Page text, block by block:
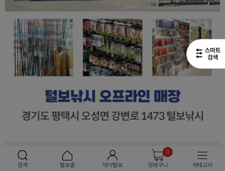
검색 털보홈 마이털보
0
장바구니
카테고리